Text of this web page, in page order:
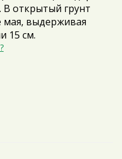
открытый грунт
мая, выдерживая
15 см.